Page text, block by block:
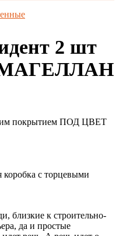
2 шт
МАГЕЛЛАН
покрытием ПОД ЦВЕТ
коробка с торцевыми
близкие к строительно-
да и простые